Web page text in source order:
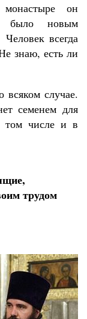
он
было новым
всегда
знаю, есть ли
случае.
семенем для
том числе и в
трудом